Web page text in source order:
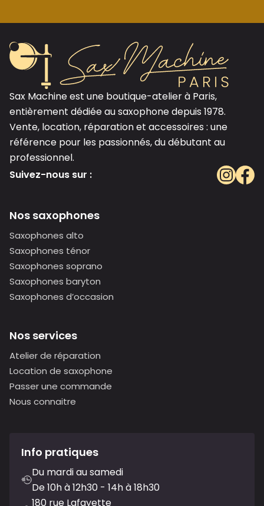
Sax Machine est une boutique-atelier à Paris,
entièrement dédiée au saxophone depuis 1978.
Vente, location, réparation et accessoires : une
référence pour les passionnés, du débutant au
professionnel.
Suivez-nous sur :
Nos saxophones
Saxophones alto
Saxophones ténor
Saxophones soprano
Saxophones baryton
Saxophones d’occasion
Nos services
Atelier de réparation
Location de saxophone
Passer une commande
Nous connaitre
Info pratiques
Du mardi au samedi
De 10h à 12h30 - 14h à 18h30
180 rue Lafayette